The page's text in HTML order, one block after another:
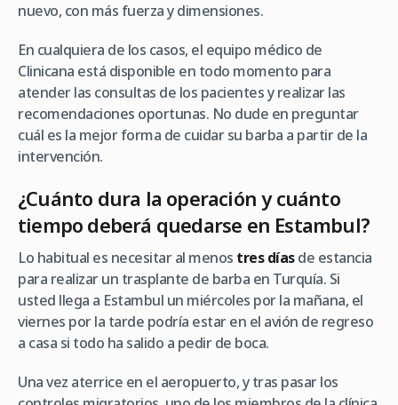
nuevo, con más fuerza y dimensiones.
En cualquiera de los casos, el equipo médico de
Clinicana está disponible en todo momento para
atender las consultas de los pacientes y realizar las
recomendaciones oportunas. No dude en preguntar
cuál es la mejor forma de cuidar su barba a partir de la
intervención.
¿Cuánto dura la operación y cuánto
tiempo deberá quedarse en Estambul?
Lo habitual es necesitar al menos tres díasde estancia
para realizar un trasplante de barba en Turquía. Si
usted llega a Estambul un miércoles por la mañana, el
viernes por la tarde podría estar en el avión de regreso
a casa si todo ha salido a pedir de boca.
Una vez aterrice en el aeropuerto, y tras pasar los